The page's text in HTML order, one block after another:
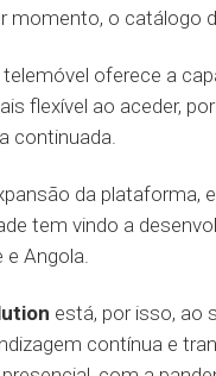
momento, o
telemóvel oferece a
flexível ao aceder,
continuada.
da plataforma,
tem vindo a
e Angola.
está, por isso, ao
contínua e